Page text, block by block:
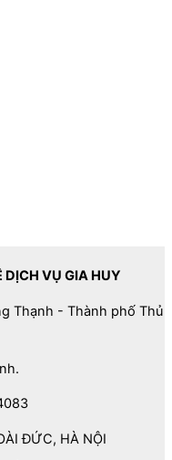
DỊCH VỤ GIA HUY
Thạnh - Thành phố Thủ
ĐỨC, HÀ NỘI